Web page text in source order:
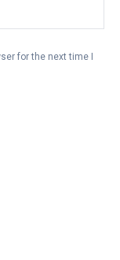
for the next time I